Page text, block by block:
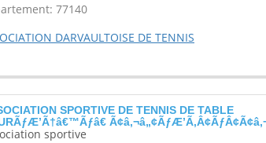
77140
DARVAULTOISE DE TENNIS
SPORTIVE DE TENNIS DE TABLE
sportive